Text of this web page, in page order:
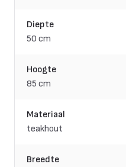
Diepte
50 cm
Hoogte
85 cm
Materiaal
teakhout
Breedte